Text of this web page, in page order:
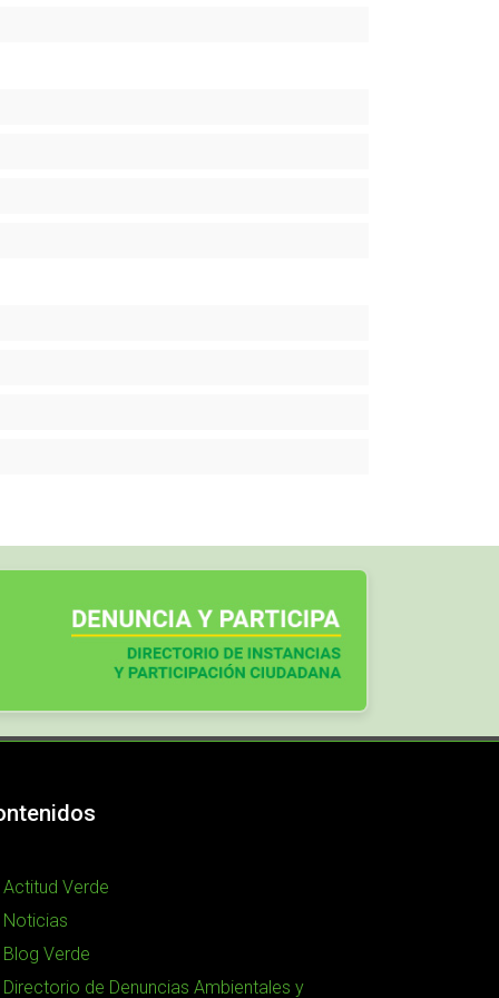
Actitud Verde
Noticias
Blog Verde
Directorio de Denuncias Ambientales y